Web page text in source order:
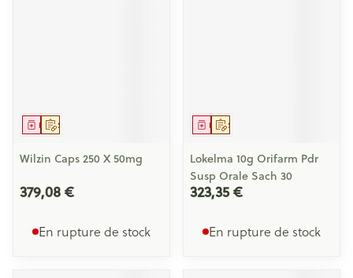
Sur prescription
Médicament
Wilzin Caps 250 X 50mg
379,08 €
En rupture de stock
Sur prescription
Médicament
Lokelma 10g Orifarm Pdr
Susp Orale Sach 30
323,35 €
En rupture de stock